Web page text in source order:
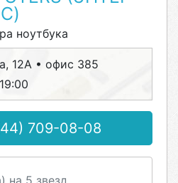
ноутбука
12А • офис 385
709-08-08
на 5 звезд